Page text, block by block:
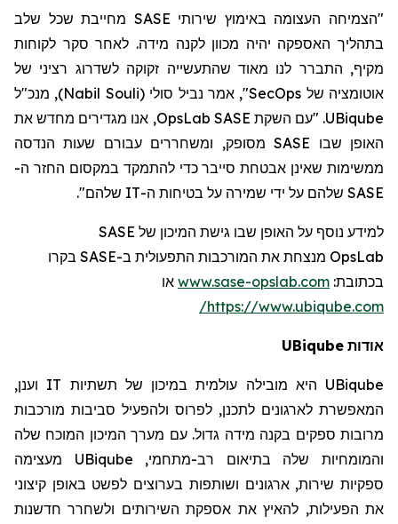
"הצמיחה העצומה באימוץ שירותי SASE מחייבת שכל שלב
בתהליך האספקה יהיה מכוון לקנה מידה. לאחר סקר לקוחות
מקיף, התברר לנו מאוד שהתעשייה זקוקה לשדרוג רציני של
אוטומציה של SecOps", אמר נביל סולי (
Nabil Souli
), מנכ"ל
UBiqube. "עם השקת SASE OpsLab, אנו מגדירים מחדש את
האופן שבו SASE מסופק, ומשחררים עבורם שעות הנדסה
ממשימות שאינן אבטחת סייבר כדי להתמקד במקסום החזר ה-
SASE שלהם על ידי שמירה על בטיחות ה-IT שלהם".
למידע נוסף על האופן שבו גישת המיכון של SASE
OpsLab מנצחת את המורכבות התפעולית ב-SASE בקרו
בכתובת:
www.sase-opslab.com או
https://www.ubiqube.com/
אודות UBiqube
UBiqube היא מובילה עולמית במיכון של תשתיות IT וענן,
המאפשרת לארגונים לתכנן, לפרוס ולהפעיל סביבות מורכבות
מרובות ספקים בקנה מידה גדול. עם מערך המיכון המוכח שלה
והמומחיות שלה בתיאום רב-מתחמי, UBiqube מעצימה
ספקיות שירות, ארגונים ושותפות בערוצים לפשט באופן קיצוני
את הפעילות, להאיץ את אספקת השירותים ולשחרר חדשנות